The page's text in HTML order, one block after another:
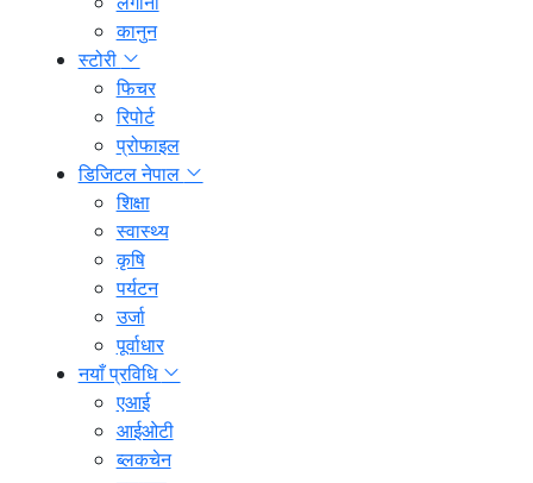
कानुन
स्टोरी
फिचर
रिपोर्ट
प्रोफाइल
डिजिटल नेपाल
शिक्षा
स्वास्थ्य
कृषि
पर्यटन
उर्जा
पूर्वाधार
नयाँ प्रविधि
एआई
आईओटी
ब्लकचेन